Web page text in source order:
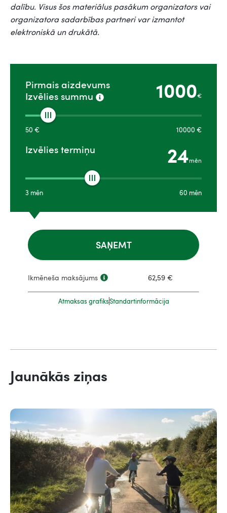
dalību. Visus šos materiālus pasākum organizators vai
organizatora sadarbības partneri var izmantot
elektroniskā un drukātā.
Pirmais aizdevums
Izvēlies summu
1000€
50 € 10000 €
Izvēlies termiņu 24mēn
3 mēn 60 mēn
SAŅEMT
Ikmēneša maksājums 62,59 €
Atmaksas grafiksStandartinformācija
Jaunākās ziņas